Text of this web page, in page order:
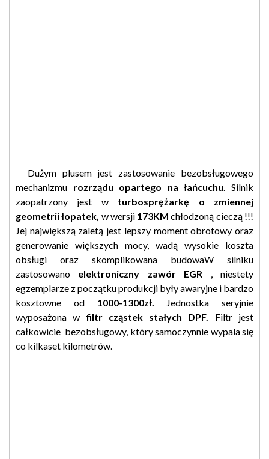
Dużym plusem jest zastosowanie bezobsługowego
mechanizmu rozrządu opartego na łańcuchu. Silnik
zaopatrzony jest wturbosprężarkę o zmiennej
geometrii łopatek, w wersji 173KM chłodzoną cieczą !!!
Jej największą zaletą jest lepszy moment obrotowy oraz
generowanie większych mocy, wadą wysokie koszta
obsługi oraz skomplikowana budowaW silniku
zastosowano elektroniczny zawór EGR , niestety
egzemplarze z początku produkcji były awaryjne i bardzo
kosztowne od 1000-1300zł. Jednostka seryjnie
wyposażona w filtr cząstek stałych DPF. Filtr jest
całkowicie bezobsługowy, który samoczynnie wypala się
co kilkaset kilometrów.